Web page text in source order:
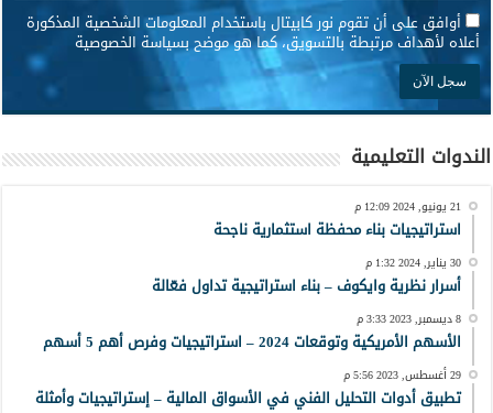
* أوافق على أن تقوم نور كابيتال باستخدام المعلومات الشخصية المذكورة
أعلاه لأهداف مرتبطة بالتسويق، كما هو موضح بسياسة الخصوصية
الندوات التعليمية
21 يونيو, 2024 12:09 م
استراتيجيات بناء محفظة استثمارية ناجحة
30 يناير, 2024 1:32 م
أسرار نظرية وايكوف – بناء استراتيجية تداول فعّالة
8 ديسمبر, 2023 3:33 م
الأسهم الأمريكية وتوقعات 2024 – استراتيجيات وفرص أهم 5 أسهم
29 أغسطس, 2023 5:56 م
تطبيق أدوات التحليل الفني في الأسواق المالية – إستراتيجيات وأمثلة